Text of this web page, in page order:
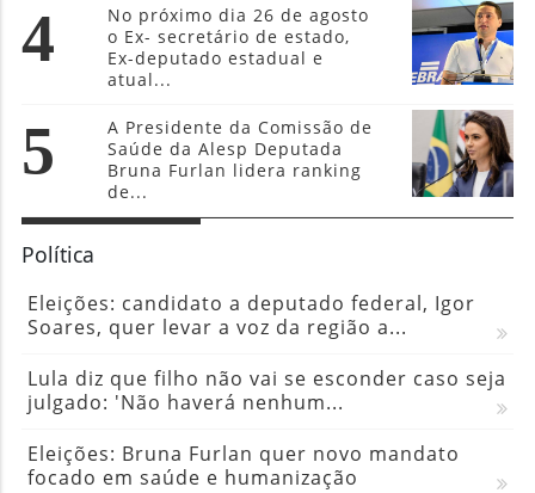
4
No próximo dia 26 de agosto
o Ex- secretário de estado,
Ex-deputado estadual e
atual...
5
A Presidente da Comissão de
Saúde da Alesp Deputada
Bruna Furlan lidera ranking
de...
Política
Eleições: candidato a deputado federal, Igor
Soares, quer levar a voz da região a...
Lula diz que filho não vai se esconder caso seja
julgado: 'Não haverá nenhum...
Eleições: Bruna Furlan quer novo mandato
focado em saúde e humanização